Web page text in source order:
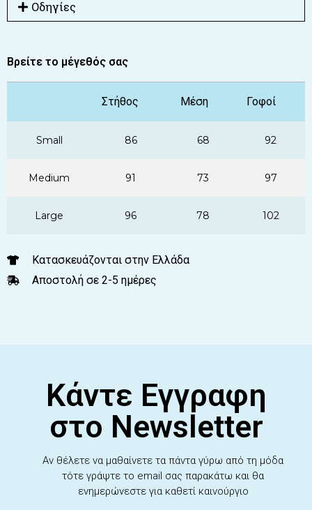
Οδηγίες
Βρείτε το μέγεθός σας
Στήθος Μέση Γοφοί
Small 86 68 92
Medium 91 73 97
Large 96 78 102
Κατασκευάζονται στην Ελλάδα
Αποστολή σε 2-5 ημέρες
Κάντε Εγγραφη
στο Newsletter
Αν θέλετε να μαθαίνετε τα πάντα γύρω από τη μόδα
τότε γράψτε το email σας παρακάτω και θα
ενημερώνεστε για καθετί καινούργιο